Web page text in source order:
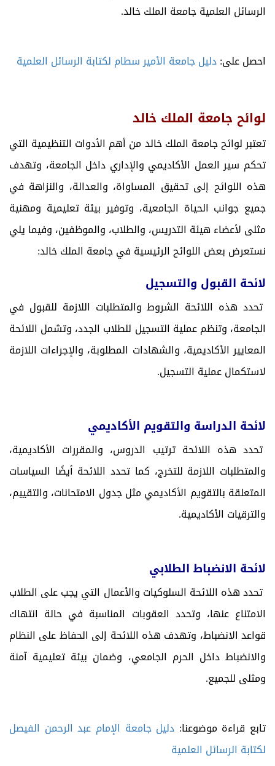
الرسائل العلمية جامعة الملك خالد.
احصل على:دليل جامعة الأمير سطام لكتابة الرسائل العلمية
لوائح جامعة الملك خالد
تعتبر لوائح جامعة الملك خالد من أهم الأدوات التنظيمية التي
تحكم سير العمل الأكاديمي والإداري داخل الجامعة، وتهدف
هذه اللوائح إلى تحقيق المساواة، والعدالة، والنزاهة في
جميع جوانب الحياة الجامعية، وتوفير بيئة تعليمية ومهنية
مثلى لأعضاء هيئة التدريس، والطلاب، والموظفين، وفيما يلي
نستعرض بعض اللوائح الرئيسية في جامعة الملك خالد:
لائحة القبول والتسجيل
تحدد هذه اللائحة الشروط والمتطلبات اللازمة للقبول في
الجامعة، وتنظم عملية التسجيل للطلاب الجدد، وتشمل اللائحة
المعايير الأكاديمية، والشهادات المطلوبة، والإجراءات اللازمة
لاستكمال عملية التسجيل.
لائحة الدراسة والتقويم الأكاديمي
تحدد هذه اللائحة ترتيب الدروس، والمقررات الأكاديمية،
والمتطلبات اللازمة للتخرج، كما تحدد اللائحة أيضًا السياسات
المتعلقة بالتقويم الأكاديمي مثل جدول الامتحانات، والتقييم،
والترقيات الأكاديمية.
لائحة الانضباط الطلابي
تحدد هذه اللائحة السلوكيات والأعمال التي يجب على الطلاب
الامتناع عنها، وتحدد العقوبات المناسبة في حالة انتهاك
قواعد الانضباط، وتهدف هذه اللائحة إلى الحفاظ على النظام
والانضباط داخل الحرم الجامعي، وضمان بيئة تعليمية آمنة
ومثلى للجميع.
تابع قراءة موضوعنا: دليل جامعة الإمام عبد الرحمن الفيصل
لكتابة الرسائل العلمية